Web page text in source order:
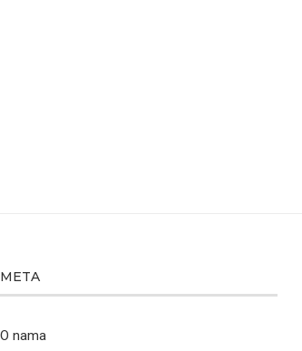
META
O nama